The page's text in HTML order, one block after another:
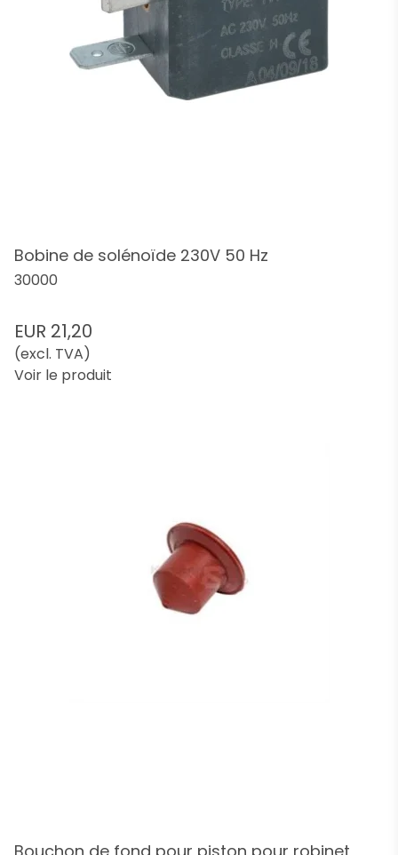
Bobine de solénoïde 230V 50 Hz
30000
EUR 21,20
(excl. TVA)
Voir le produit